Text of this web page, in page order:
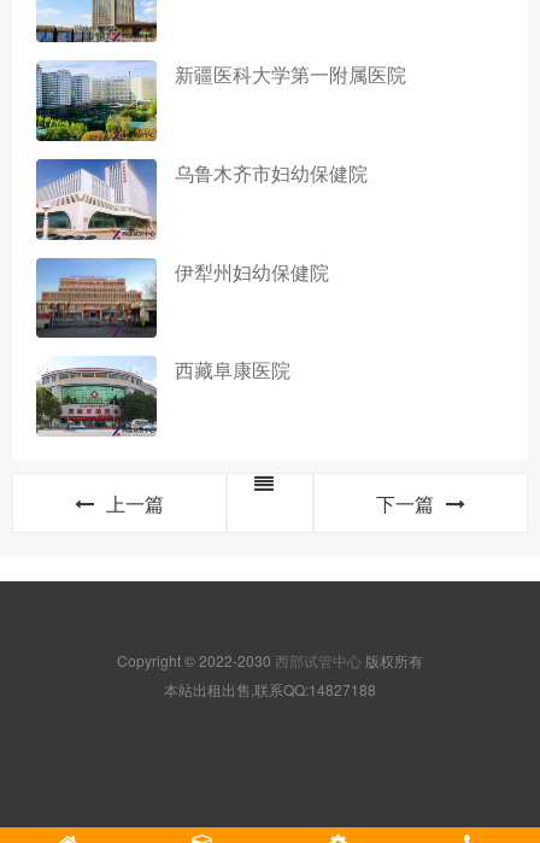
新疆医科大学第一附属医院
乌鲁木齐市妇幼保健院
伊犁州妇幼保健院
西藏阜康医院
上一篇 下一篇
Copyright © 2022-2030 西部试管中心 版权所有
本站出租出售,联系QQ:14827188